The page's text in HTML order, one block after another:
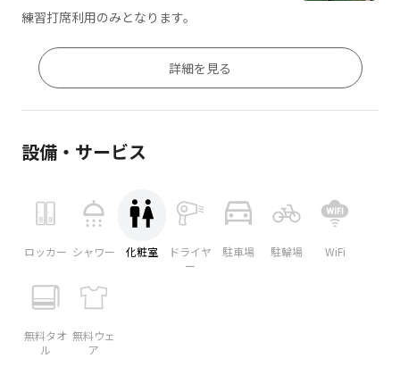
練習打席利用のみとなります。
詳細を見る
設備・サービス
ロッカー シャワー 化粧室
ドライヤ
ー
駐車場 駐輪場 WiFi
無料タオ
ル
無料ウェ
ア